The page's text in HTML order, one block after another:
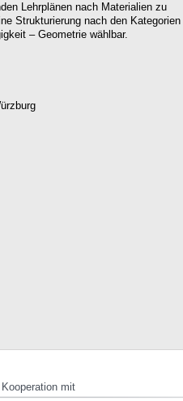
Lehrplänen nach Materialien zu
Strukturierung nach den Kategorien
– Geometrie wählbar.
Kooperation mit